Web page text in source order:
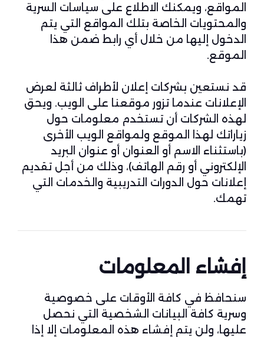
المواقع، ويمكنك الاطلاع على سياسات السرية
والمحتويات الخاصة بتلك المواقع التي يتم
الدخول إليها من خلال أي رابط ضمن هذا
الموقع.
قد نستعين بشركات إعلان لأطراف ثالثة لعرض
الإعلانات عندما تزور موقعنا على الويب. ويحق
لهذه الشركات أن تستخدم معلومات حول
زياراتك لهذا الموقع ولمواقع الويب الأخرى
(باستثناء الاسم أو العنوان أو عنوان البريد
الإلكتروني أو رقم الهاتف)، وذلك من أجل تقديم
إعلانات حول الدورات التدريبية والخدمات التي
تهمك.
إفشاء المعلومات
سنحافظ في كافة الأوقات على خصوصية
وسرية كافة البيانات الشخصية التي نحصل
عليها، ولن يتم إفشاء هذه المعلومات إلا إذا